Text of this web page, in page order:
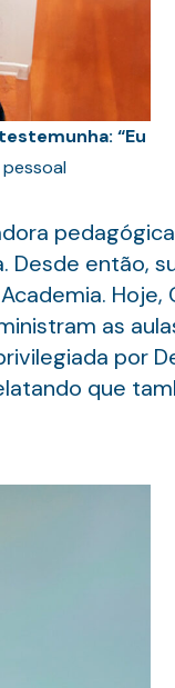
“Eu
pessoal
Desde então,
Hoje,
as
por
que